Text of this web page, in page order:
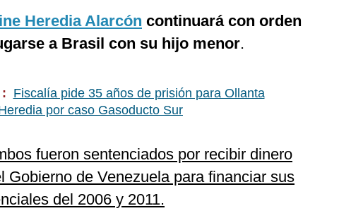
Heredia Alarcón continuará con orden
a Brasil con su hijo menor.
Fiscalía pide 35 años de prisión para Ollanta
por caso Gasoducto Sur
fueron sentenciados por recibir dinero
Gobierno de Venezuela para financiar sus
del 2006 y 2011.